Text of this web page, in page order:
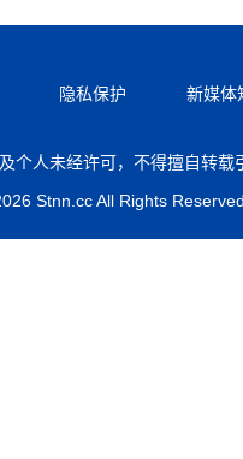
隐私保护 新媒体
个人未经许可，不得擅自转载
Stnn.cc All Rights Reserved.